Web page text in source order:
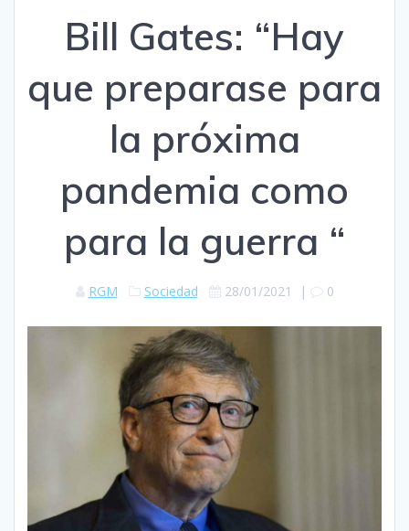
Bill Gates: “Hay
que preparase para
la próxima
pandemia como
para la guerra “
RGM Sociedad 28/01/2021 | 0